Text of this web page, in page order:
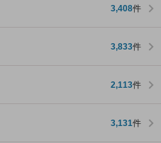
3,408件
3,833件
2,113件
3,131件